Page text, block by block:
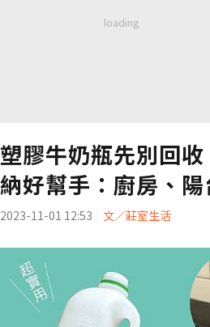
塑膠牛奶瓶先別回
納好幫手：廚房、陽
2023-11-01 12:53 文／莊室生活